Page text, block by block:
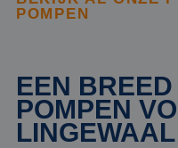
POMPEN
EEN
POMPEN
LINGEWAAL